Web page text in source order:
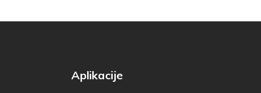
Aplikacije